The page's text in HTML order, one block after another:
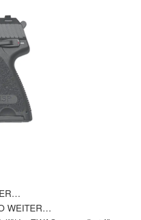
WEITER…